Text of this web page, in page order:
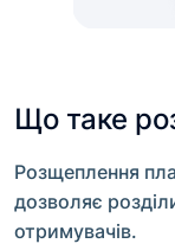
Що таке
Розщеплення
дозволяє
отримувачів.